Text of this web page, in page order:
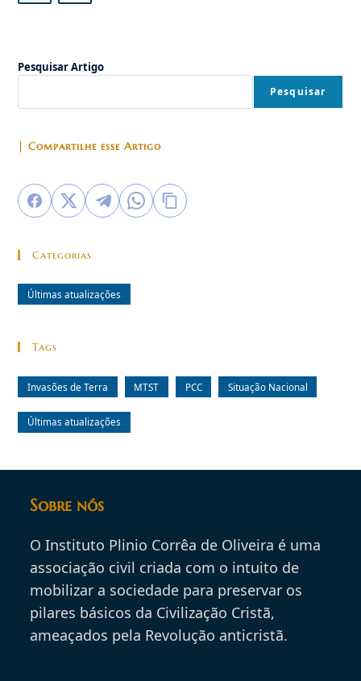
Pesquisar Artigo
Pesquisar
| Compartilhe esse Artigo
Categorias
Últimas atualizações
Tags
Invasões de Terra MTST PCC Situação Nacional
Últimas atualizações
Sobre nós
O Instituto Plinio Corrêa de Oliveira é uma
associação civil criada com o intuito de
mobilizar a sociedade para preservar os
pilares básicos da Civilização Cristã,
ameaçados pela Revolução anticristã.